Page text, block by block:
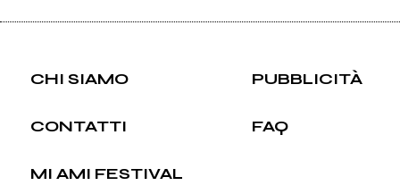
CHI SIAMO PUBBLICITÀ
CONTATTI FAQ
MI AMI FESTIVAL